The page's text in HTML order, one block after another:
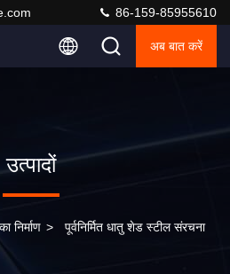
86-159-85955610
अब बात करें
उत्पादों
निर्माण > पूर्वनिर्मित धातु शेड स्टील संरचना